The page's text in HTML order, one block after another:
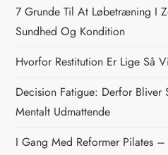
n
a
v
i
7 Grunde Til At Løbetræning I
Sundhed Og Kondition
Hvorfor Restitution Er Lige Så
Decision Fatigue: Derfor Bliver
Mentalt Udmattende
I Gang Med Reformer Pilates